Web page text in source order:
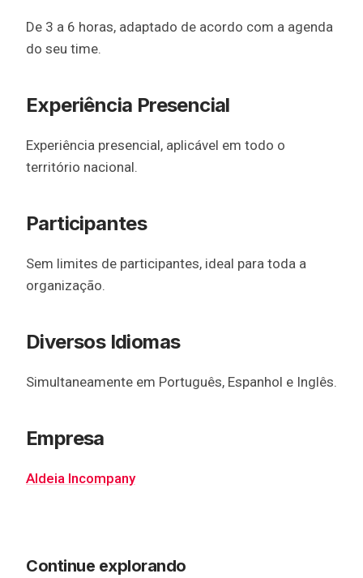
De 3 a 6 horas, adaptado de acordo com a agenda
do seu time.
Experiência Presencial
Experiência presencial, aplicável em todo o
território nacional.
Participantes
Sem limites de participantes, ideal para toda a
organização.
Diversos Idiomas
Simultaneamente em Português, Espanhol e Inglês.
Empresa
Aldeia Incompany
Continue explorando